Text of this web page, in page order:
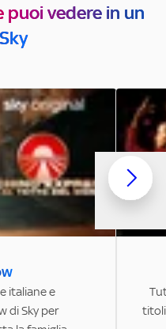
vedere in un
italiane e
di Sky per
titoli